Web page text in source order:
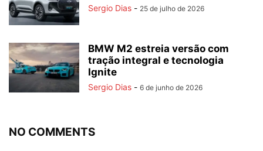
Sergio Dias - 25 de julho de 2026
BMW M2 estreia versão com
tração integral e tecnologia
Ignite
Sergio Dias - 6 de junho de 2026
NO COMMENTS